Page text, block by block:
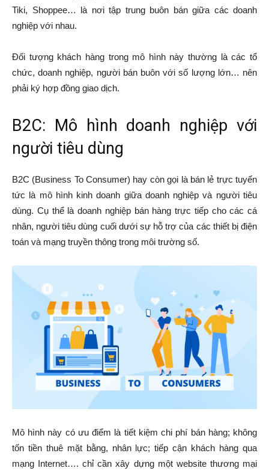
Tiki, Shoppee… là nơi tập trung buôn bán giữa các doanh
nghiệp với nhau.
Đối tượng khách hàng trong mô hình này thường là các tổ
chức, doanh nghiệp, người bán buôn với số lượng lớn… nên
phải ký hợp đồng giao dịch.
B2C: Mô hình doanh nghiệp với
người tiêu dùng
B2C (Business To Consumer) hay còn gọi là bán lẻ trực tuyến
tức là mô hình kinh doanh giữa doanh nghiệp và người tiêu
dùng. Cụ thể là doanh nghiệp bán hàng trực tiếp cho các cá
nhân, người tiêu dùng cuối dưới sự hỗ trợ của các thiết bị điện
toán và mạng truyền thông trong môi trường số.
Mô hình này có ưu điểm là tiết kiệm chi phí bán hàng; không
tốn tiền thuê mặt bằng, nhân lực; tiếp cận khách hàng qua
mạng Internet…. chỉ cần xây dựng một website thương mại